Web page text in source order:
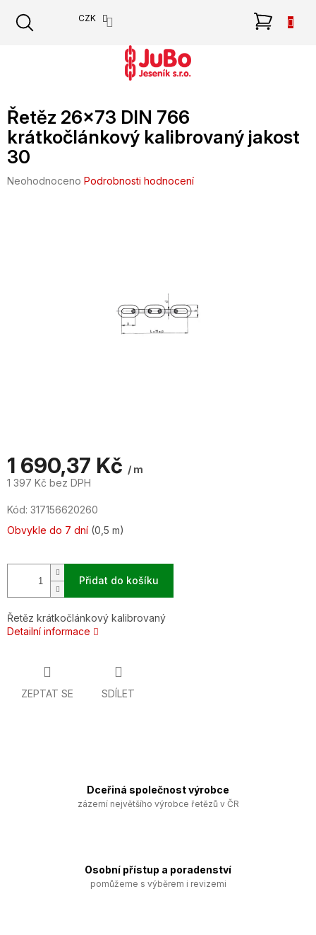
obsah
CZK
Řetěz 26x73 DIN 766
krátkočlánkový kalibrovaný jakost
30
Průměrné
Neohodnoceno Podrobnosti hodnocení
1 690,37 Kč / m
1 397 Kč bez DPH
cena:
Kód: 317156620260
Obvykle do 7 dní (0,5 m)
Přidat do košíku
Řetěz krátkočlánkový kalibrovaný
Detailní informace
ZEPTAT SE SDÍLET
Dceřiná společnost výrobce
zázemí největšího výrobce řetězů v ČR
Osobní přístup a poradenství
pomůžeme s výběrem i revizemi